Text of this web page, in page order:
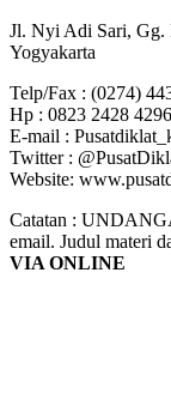
Jl. Nyi Adi Sari, Gg.
Yogyakarta
Telp/Fax : (0274)
Hp : 0823 2428
E-mail :
Twitter :
Website:
Catatan :
email. Judul materi
VIA ONLINE